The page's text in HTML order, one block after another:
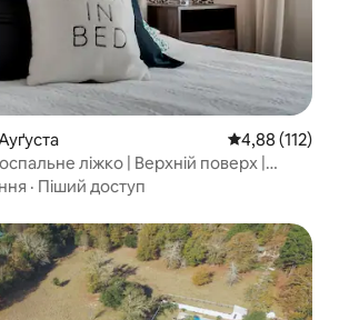
Середня
4,88 (112)
ліжко | Верхній поверх |
зал | Швидкий Wi-Fi
· Піший доступ